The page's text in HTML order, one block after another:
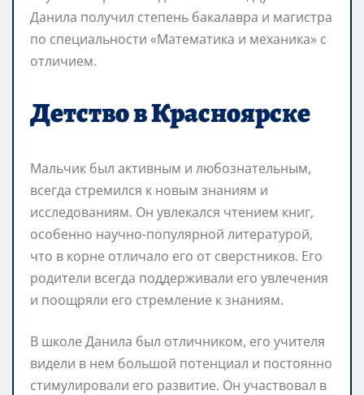
Данила получил степень бакалавра и магистра
по специальности «Математика и механика» с
отличием.
Детство в Красноярске
Мальчик был активным и любознательным,
всегда стремился к новым знаниям и
исследованиям. Он увлекался чтением книг,
особенно научно-популярной литературой,
что в корне отличало его от сверстников. Его
родители всегда поддерживали его увлечения
и поощряли его стремление к знаниям.
В школе Данила был отличником, его учителя
видели в нем большой потенциал и постоянно
стимулировали его развитие. Он участвовал в